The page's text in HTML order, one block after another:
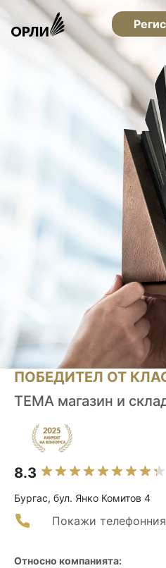
ПОБЕДИТЕЛ ОТ
ТЕМА магазин и
8.3
Бургас, бул. Янко Комитов 4
Покажи
Относно компанията: